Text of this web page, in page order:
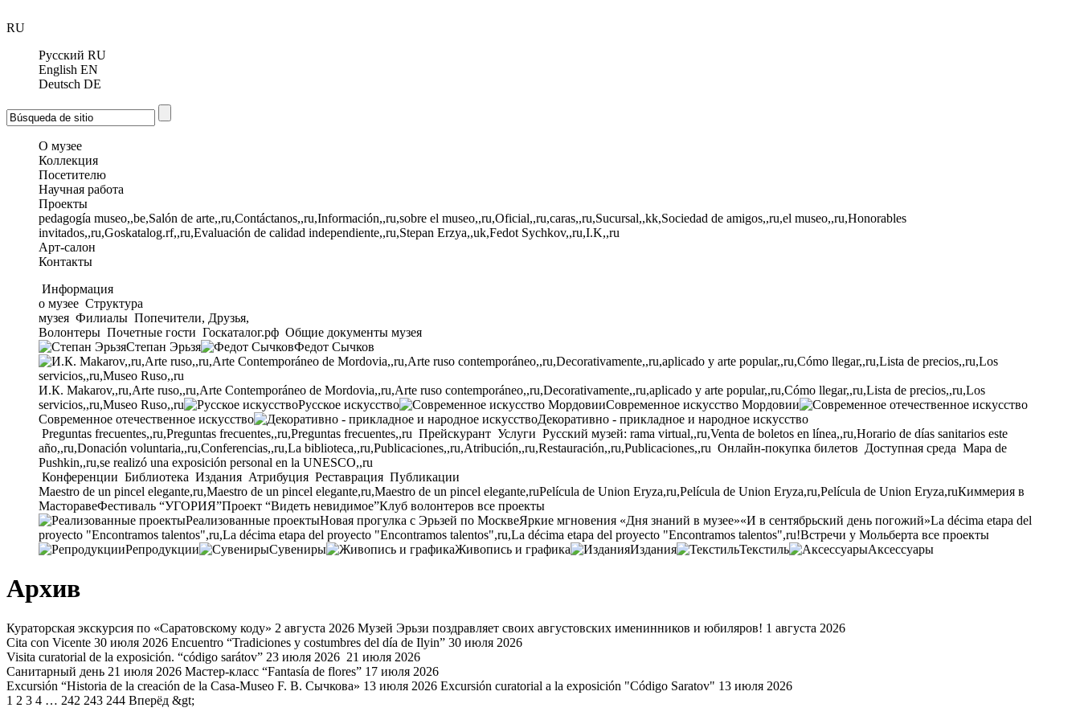
RU
Русский RU
English EN
Deutsch DE
О музее
Коллекция
Посетителю
Научная работа
Проекты
pedagogía museo,,be,Salón de arte,,ru,Contáctanos,,ru,Información,,ru,sobre el museo,,ru,Oficial,,ru,caras,,ru,Sucursal,,kk,Sociedad de amigos,,ru,el museo,,ru,Honorables
invitados,,ru,Goskatalog.rf,,ru,Evaluación de calidad independiente,,ru,Stepan Erzya,,uk,Fedot Sychkov,,ru,I.K,,ru
Арт-салон
Контакты
Информация
о музее Структура
музея Филиалы Попечители, Друзья,
Волонтеры Почетные гости Госкаталог.рф Общие документы музея
Степан Эрьзя
Федот Сычков
И.К. Makarov,,ru,Arte ruso,,ru,Arte Contemporáneo de Mordovia,,ru,Arte ruso contemporáneo,,ru,Decorativamente,,ru,aplicado y arte popular,,ru,Cómo llegar,,ru,Lista de precios,,ru,Los
servicios,,ru,Museo Ruso,,ru
Русское искусство
Современное искусство Мордовии
Современное отечественное искусство
Декоративно - прикладное и народное искусство
Preguntas frecuentes,,ru,Preguntas frecuentes,,ru,Preguntas frecuentes,,ru Прейскурант Услуги Русский музей: rama virtual,,ru,Venta de boletos en línea,,ru,Horario de días sanitarios este
año,,ru,Donación voluntaria,,ru,Conferencias,,ru,La biblioteca,,ru,Publicaciones,,ru,Atribución,,ru,Restauración,,ru,Publicaciones,,ru Онлайн-покупка билетов Доступная среда Mapa de
Pushkin,,ru,se realizó una exposición personal en la UNESCO,,ru
Конференции Библиотека Издания Атрибуция Реставрация Публикации
Maestro de un pincel elegante,ru,Maestro de un pincel elegante,ru,Maestro de un pincel elegante,ruPelícula de Union Eryza,ru,Película de Union Eryza,ru,Película de Union Eryza,ruКиммерия в
МасторавеФестиваль “УГОРИЯ”Проект “Видеть невидимое”Клуб волонтеров все проекты
Реализованные проектыНовая прогулка с Эрьзей по МосквеЯркие мгновения «Дня знаний в музее»«И в сентябрьский день погожий»La décima etapa del
proyecto "Encontramos talentos",ru,La décima etapa del proyecto "Encontramos talentos",ru,La décima etapa del proyecto "Encontramos talentos",ru!Встречи у Мольберта все проекты
Репродукции
Сувениры Живопись и графика Издания Текстиль Аксессуары
Архив
Кураторская экскурсия по «Саратовскому коду» 2 августа 2026 Музей Эрьзи поздравляет своих августовских именинников и юбиляров! 1 августа 2026
Cita con Vicente 30 июля 2026 Encuentro “Tradiciones y costumbres del día de Ilyin” 30 июля 2026
Visita curatorial de la exposición. “código sarátov” 23 июля 2026 21 июля 2026
Санитарный день 21 июля 2026 Мастер-класс “Fantasía de flores” 17 июля 2026
Excursión “Historia de la creación de la Casa-Museo F. В. Сычкова» 13 июля 2026 Excursión curatorial a la exposición "Código Saratov" 13 июля 2026
1 2 3 4 … 242 243 244 Вперёд &gt;